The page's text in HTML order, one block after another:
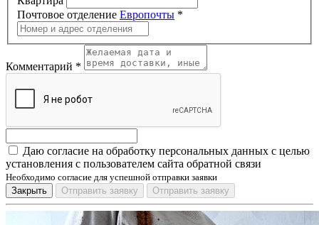
Почтовое отделение Европочты *
Комментарий *
Даю согласие на обработку персональных данных с целью
установления с пользователем сайта обратной связи
Необходимо согласие для успешной отправки заявки
Закрыть
Отправить заявку